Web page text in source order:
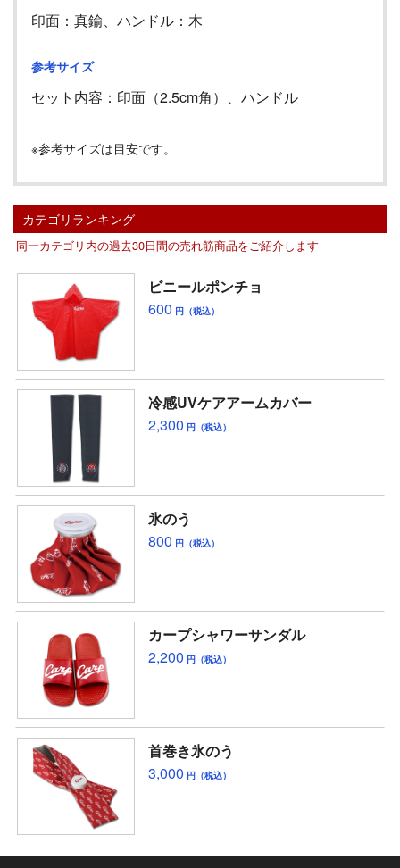
印面：真鍮、ハンドル：木
参考サイズ
セット内容：印面（2.5cm角）、ハンドル
※参考サイズは目安です。
カテゴリランキング
同一カテゴリ内の過去30日間の売れ筋商品をご紹介します
ビニールポンチョ
600 円（税込）
冷感UVケアアームカバー
2,300 円（税込）
氷のう
800 円（税込）
カープシャワーサンダル
2,200 円（税込）
首巻き氷のう
3,000 円（税込）